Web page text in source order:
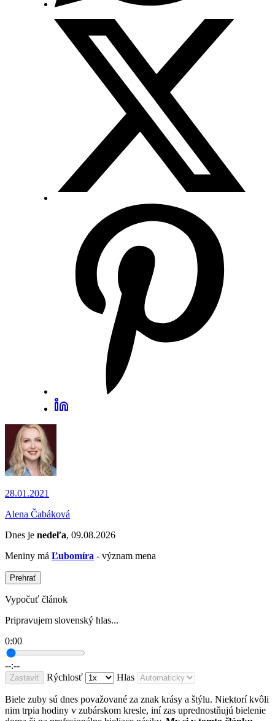
28.01.2021
Alena Čabáková
Dnes je nedeľa, 09.08.2026
Meniny má Ľubomíra - význam mena
Prehrať
Vypočuť článok
Pripravujem slovenský hlas...
0:00
--:--
Zastaviť Rýchlosť Hlas
Biele zuby sú dnes považované za znak krásy a štýlu. Niektorí kvôli
nim trpia hodiny v zubárskom kresle, iní zas uprednostňujú bielenie